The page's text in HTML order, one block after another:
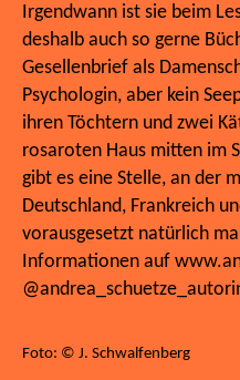
Irgendwann ist sie beim
deshalb auch so gerne
Gesellenbrief als
Psychologin, aber kein
ihren Töchtern und zwei
rosaroten Haus mitten im
gibt es eine Stelle, an der
Deutschland, Frankreich
vorausgesetzt natürlich
Informationen auf
Foto: © J. Schwalfenberg